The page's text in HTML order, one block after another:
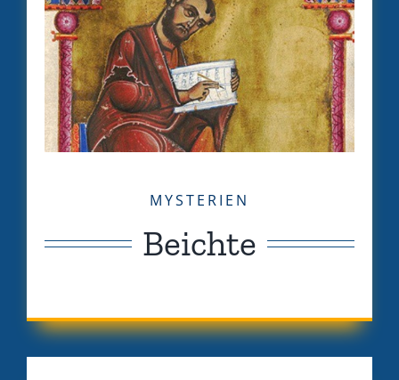
MYSTERIEN
Beichte